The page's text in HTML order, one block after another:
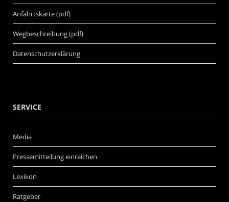
Anfahrtskarte (pdf)
Wegbeschreibung (pdf)
Datenschutzerklärung
SERVICE
Media
Pressemitteilung einreichen
Lexikon
Ratgeber